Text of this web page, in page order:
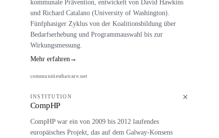
kommunale Prävention, entwickelt von David Hawkins
und Richard Catalano (University of Washington).
Fünfphasiger Zyklus von der Koalitionsbildung über
Bedarfserhebung und Programmauswahl bis zur
Wirkungsmessung.
Mehr erfahren→
communitiesthatcare.net
INSTITUTION
CompHP
CompHP war ein von 2009 bis 2012 laufendes
europäisches Projekt, das auf dem Galway-Konsens